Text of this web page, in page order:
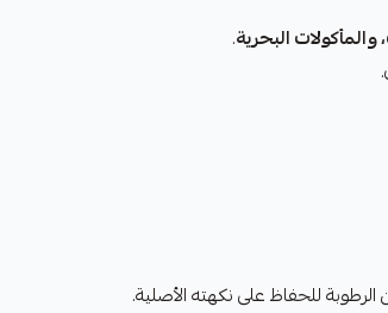
والمأكولات البحرية.
الرطوبة للحفاظ على نكهته الأصلية.